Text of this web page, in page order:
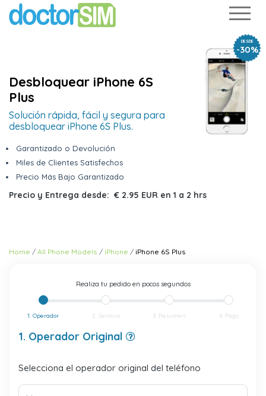
DESDE
-30%
Desbloquear iPhone 6S
Plus
Solución rápida, fácil y segura para
desbloquear iPhone 6S Plus.
Garantizado o Devolución
Miles de Clientes Satisfechos
Precio Más Bajo Garantizado
Precio y Entrega desde: € 2.95 EUR en 1 a 2 hrs
Home All Phone Models iPhone iPhone 6S Plus
Realiza tu pedido en pocos segundos
1. Operador 2. Servicio 3. Resumen 4. Pago
1. Operador Original
Selecciona el operador original del teléfono